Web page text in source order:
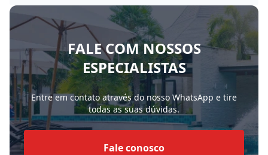
FALE COM NOSSOS
ESPECIALISTAS
Entre em contato através do nosso WhatsApp e tire
todas as suas dúvidas.
Fale conosco